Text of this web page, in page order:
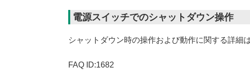
電源スイッチでのシャットダウン操作
シャットダウン時の操作および動作に関する詳細
FAQ ID:1682